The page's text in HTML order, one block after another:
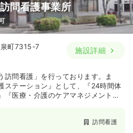
問看護事業所
町7315-7
施設詳細
訪問看護」を行っております。ま
ステーション』として、『24時間体
『医療・介護のケアマネジメント機
訪問看護